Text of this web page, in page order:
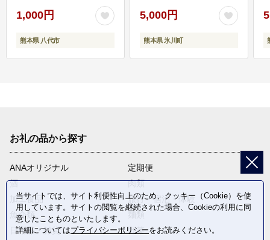
1,000円
熊本県 八代市
5,000円
熊本県 氷川町
お礼の品から探す
ANAオリジナル
定期便
酒
肉類
加工食品
旅行・宿泊・体験
魚介類
日用品・雑貨
野菜
当サイトでは、サイト利便性向上のため、クッキー（Cookie）を使
用しています。サイトの閲覧を継続された場合、Cookieの利用に同
意したことものといたします。
詳細についてはプライバシーポリシーをお読みください。